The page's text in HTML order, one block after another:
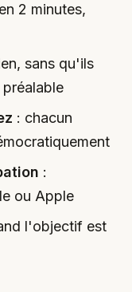
2 minutes,
sans qu'ils
: chacun
:
ou Apple
l'objectif est